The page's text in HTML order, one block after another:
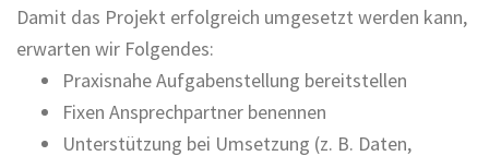
Damit das Projekt erfolgreich umgesetzt werden kann,
erwarten wir Folgendes:
Praxisnahe Aufgabenstellung bereitstellen
Fixen Ansprechpartner benennen
Unterstützung bei Umsetzung (z. B. Daten,